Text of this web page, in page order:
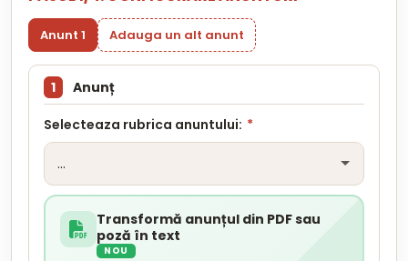
Anunt 1 Adauga un alt anunt
1 Anunț
Selecteaza rubrica anuntului: *
Transformă anunțul din PDF sau
poză în text
NOU